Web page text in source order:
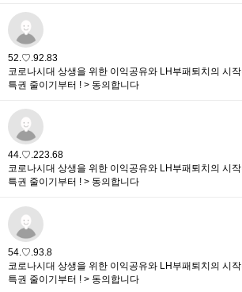
52.♡.92.83
코로나시대 상생을 위한 이익공유와 LH부패퇴치의 시
특권 줄이기부터 ! > 동의합니다
44.♡.223.68
코로나시대 상생을 위한 이익공유와 LH부패퇴치의 시
특권 줄이기부터 ! > 동의합니다
54.♡.93.8
코로나시대 상생을 위한 이익공유와 LH부패퇴치의 시
특권 줄이기부터 ! > 동의합니다